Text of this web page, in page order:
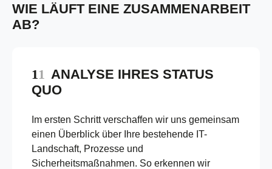
WIE LÄUFT EINE ZUSAMMENARBEIT
AB?
ANALYSE IHRES STATUS
QUO
Im ersten Schritt verschaffen wir uns gemeinsam
einen Überblick über Ihre bestehende IT-
Landschaft, Prozesse und
Sicherheitsmaßnahmen. So erkennen wir